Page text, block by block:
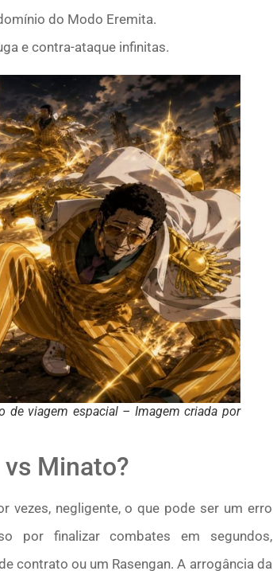
do Modo Eremita.
e contra-ataque infinitas.
de viagem espacial – Imagem criada por
Minato?
vezes, negligente, o que pode ser um erro
por finalizar combates em segundos,
contrato ou um Rasengan. A arrogância da